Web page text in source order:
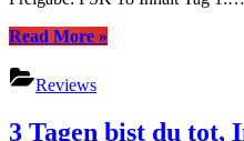
Read More“28
»
Reviews
3 Tagen bist du tot,